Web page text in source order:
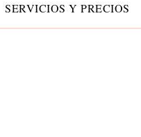
SERVICIOS Y PRECIOS